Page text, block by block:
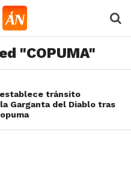
"COPUMA"
tránsito
Garganta del Diablo tras